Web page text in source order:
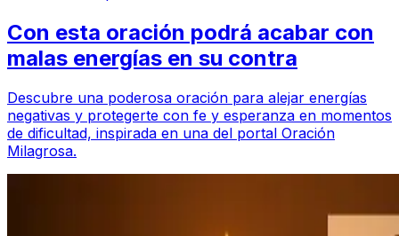
Con esta oración podrá acabar con
malas energías en su contra
Descubre una poderosa oración para alejar energías
negativas y protegerte con fe y esperanza en momentos
de dificultad, inspirada en una del portal Oración
Milagrosa.